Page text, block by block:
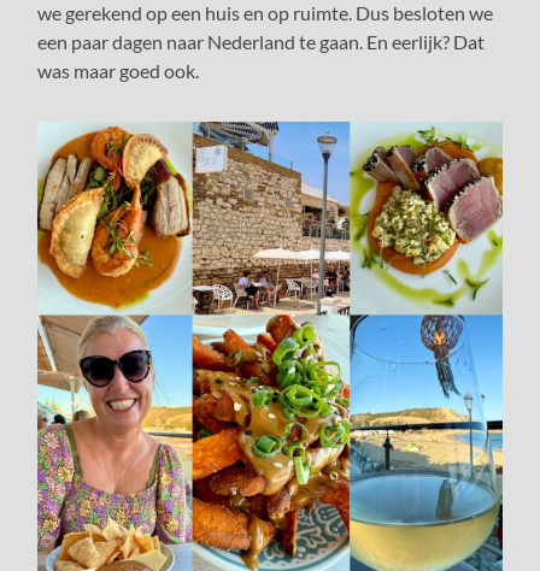
we gerekend op een huis en op ruimte. Dus besloten we
een paar dagen naar Nederland te gaan. En eerlijk? Dat
was maar goed ook.